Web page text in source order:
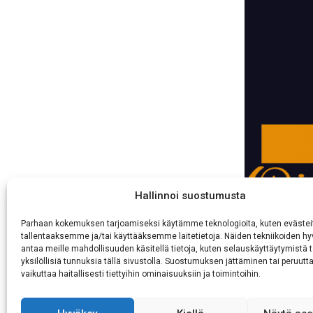
Hallinnoi suostumusta
Parhaan kokemuksen tarjoamiseksi käytämme teknologioita, kuten
tallentaaksemme ja/tai käyttääksemme laitetietoja. Näiden tekniikoiden
antaa meille mahdollisuuden käsitellä tietoja, kuten selauskäyttäytymistä
yksilöllisiä tunnuksia tällä sivustolla. Suostumuksen jättäminen tai
vaikuttaa haitallisesti tiettyihin ominaisuuksiin ja toimintoihin.